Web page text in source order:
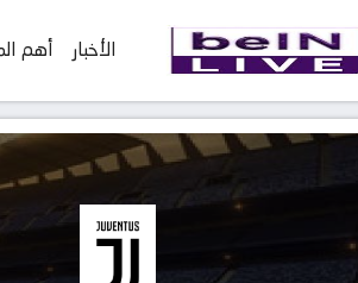
الأخبار أهم